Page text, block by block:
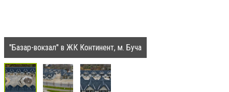
"Базар-вокзал" в ЖК Континент, м. Буча